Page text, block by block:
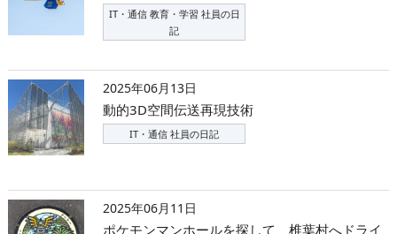
IT・通信 教育・学習 社員の日
記
2025年06月13日
動的3D空間伝送再現技術
IT・通信 社員の日記
2025年06月11日
ポケモンマンホールを探して、椎葉村へドライ